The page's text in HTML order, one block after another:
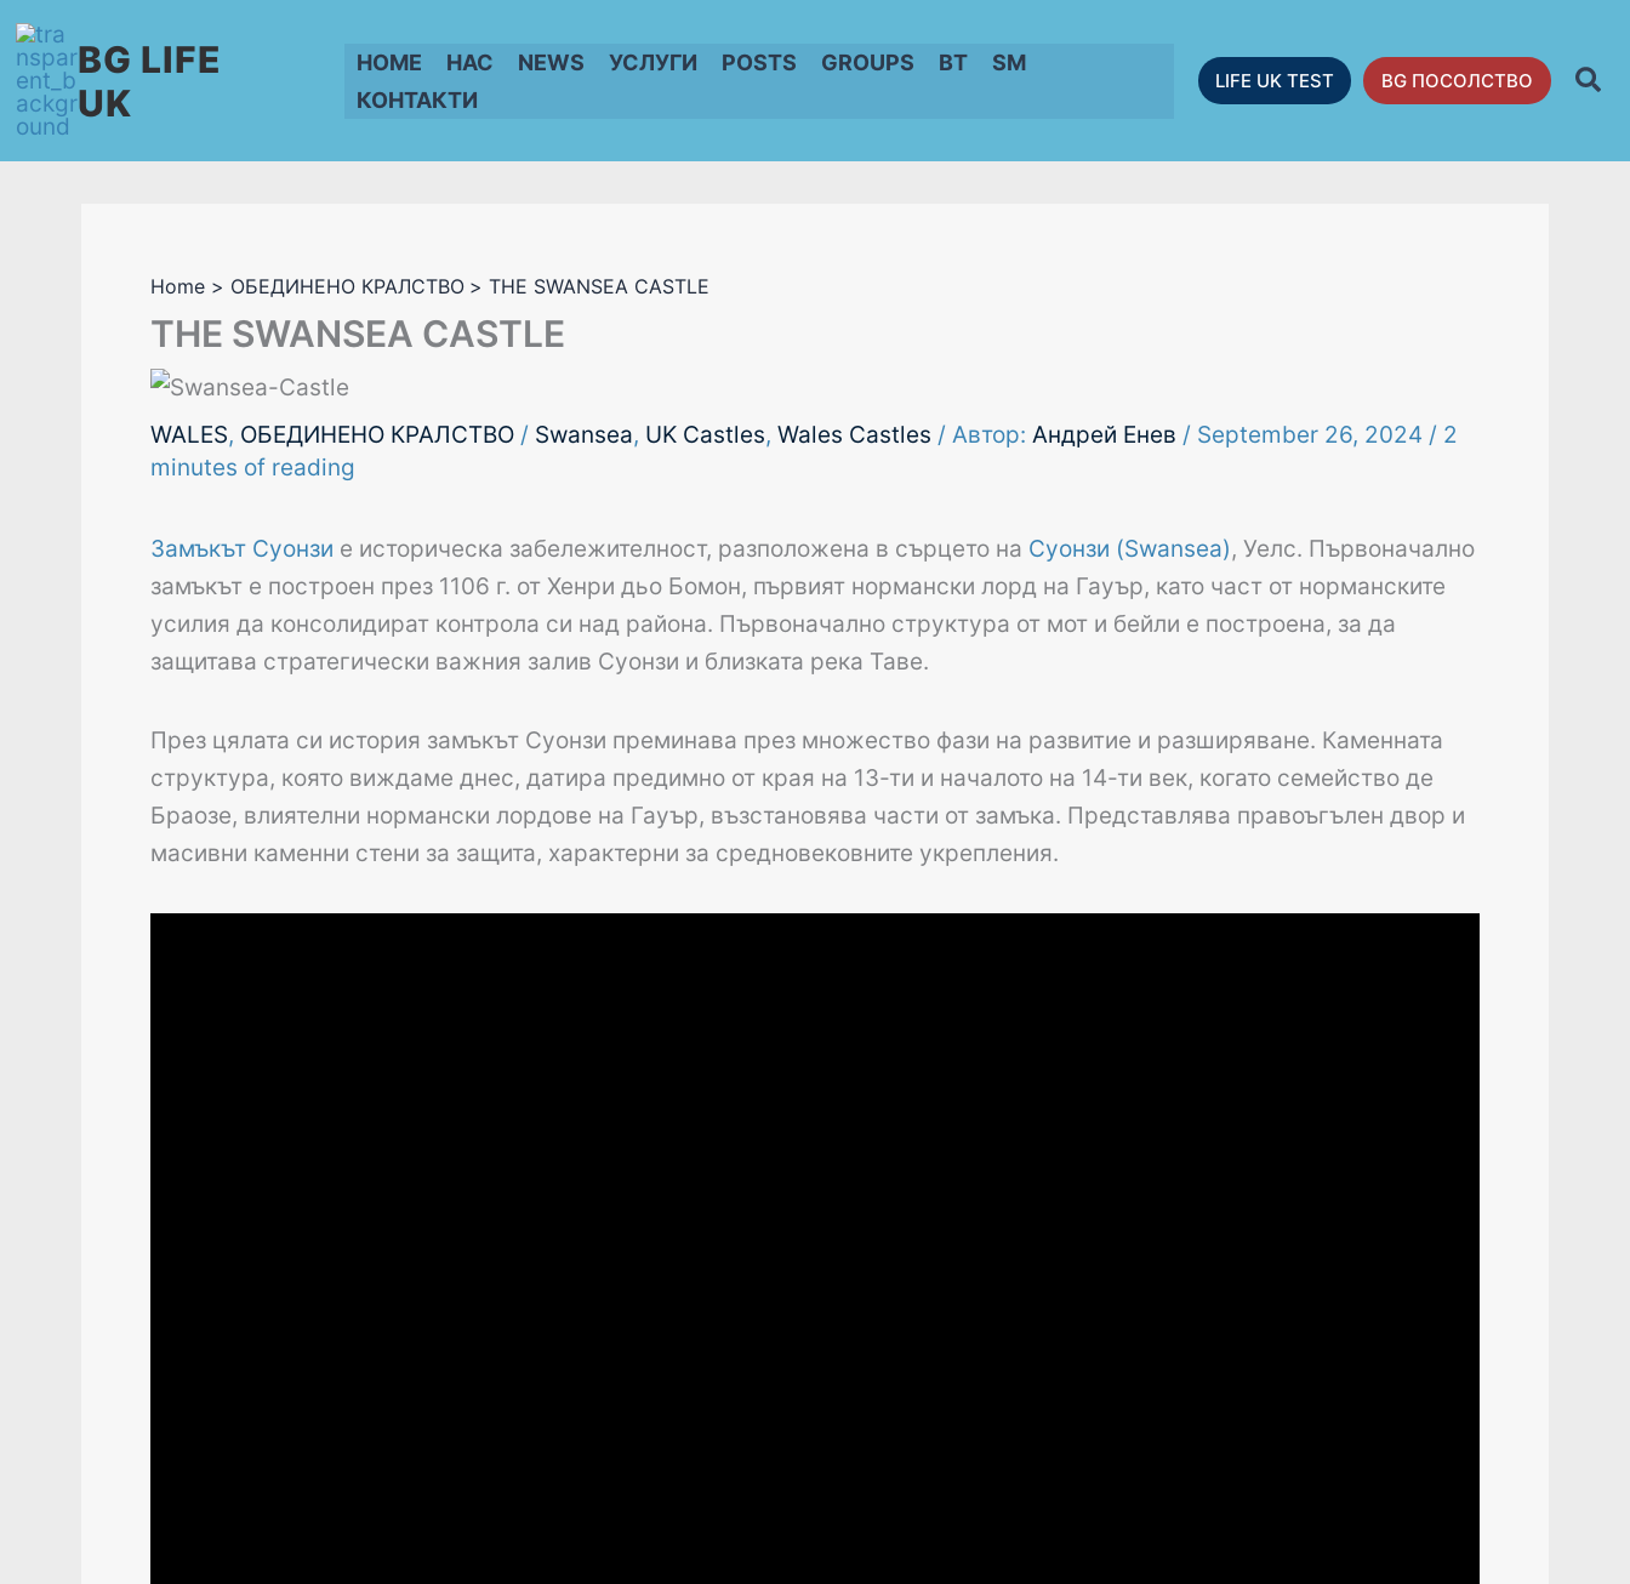
Skip
to
content
BG LIFE
UK
HOME НАС NEWS УСЛУГИ POSTS GROUPS BT
SM
КОНТАКТИ
LIFE UK TEST BG ПОСОЛСТВО
Home ОБЕДИНЕНО КРАЛСТВО THE SWANSEA CASTLE
THE SWANSEA CASTLE
WALES, ОБЕДИНЕНО КРАЛСТВО / Swansea, UK Castles, Wales Castles / Автор: Андрей Енев / September 26, 2024 / 2
minutes of reading
Замъкът Суонзи е историческа забележителност, разположена в сърцето на Суонзи (Swansea), Уелс. Първоначално
замъкът е построен през 1106 г. от Хенри дьо Бомон, първият нормански лорд на Гауър, като част от норманските
усилия да консолидират контрола си над района. Първоначално структура от мот и бейли е построена, за да
защитава стратегически важния залив Суонзи и близката река Таве.
През цялата си история замъкът Суонзи преминава през множество фази на развитие и разширяване. Каменната
структура, която виждаме днес, датира предимно от края на 13-ти и началото на 14-ти век, когато семейство де
Браозе, влиятелни нормански лордове на Гауър, възстановява части от замъка. Представлява правоъгълен двор и
масивни каменни стени за защита, характерни за средновековните укрепления.